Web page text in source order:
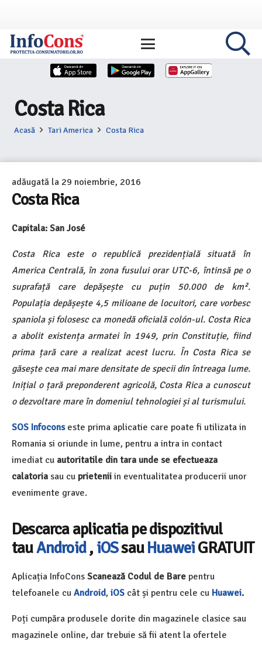
Costa Rica
Acasă Tari America Costa Rica
adăugată la 29 noiembrie, 2016
Costa Rica
Capitala: San José
Costa Rica este o republică prezidențială situată în
America Centrală, în zona fusului orar UTC-6, întinsă pe o
suprafață care depășește cu puțin 50.000 de km².
Populația depășește 4,5 milioane de locuitori, care vorbesc
spaniola și folosesc ca monedă oficială colón-ul. Costa Rica
a abolit existența armatei în 1949, prin Constituție, fiind
prima țară care a realizat acest lucru. În Costa Rica se
găsește cea mai mare densitate de specii din întreaga lume.
Inițial o țară preponderent agricolă, Costa Rica a cunoscut
o dezvoltare mare în domeniul tehnologiei și al turismului.
SOS Infoconseste prima aplicatie care poate fi utilizata in
Romania si oriunde in lume, pentru a intra in contact
imediat cu autoritatile din tara unde se efectueaza
calatoria sau cu prietenii in eventualitatea producerii unor
evenimente grave.
Descarca aplicatia pe dispozitivul
tauAndroid, iOSsauHuaweiGRATUIT
Aplicația InfoCons Scanează Codul de Bare pentru
telefoanele cu Android, iOS cât și pentru cele cu Huawei.
Poți cumpăra produsele dorite din magazinele clasice sau
magazinele online, dar trebuie să fii atent la ofertele